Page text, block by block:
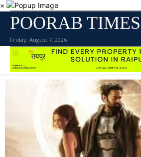
×
POORAB TIMES
Friday, August 7, 2026